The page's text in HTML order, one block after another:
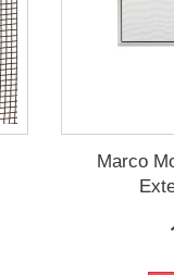
Marco